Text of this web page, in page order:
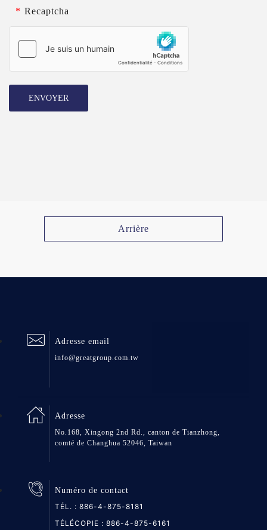
* Recaptcha
ENVOYER
Arrière
Adresse email
info@greatgroup.com.tw
Adresse
No.168, Xingong 2nd Rd., canton de Tianzhong,
comté de Changhua 52046, Taiwan
Numéro de contact
TÉL. : 886-4-875-8181
TÉLÉCOPIE : 886-4-875-6161